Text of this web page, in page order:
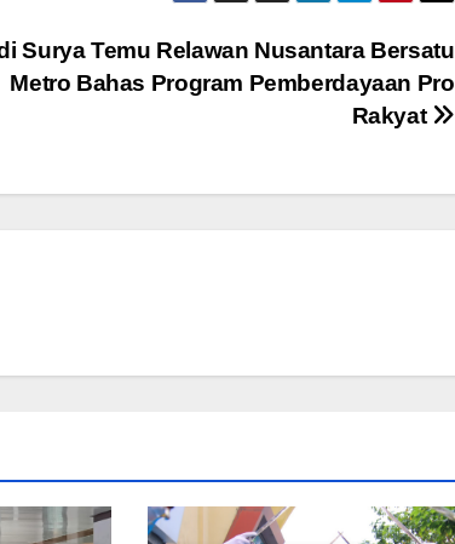
Surya Temu Relawan Nusantara Bersatu
Metro Bahas Program Pemberdayaan Pro
Rakyat